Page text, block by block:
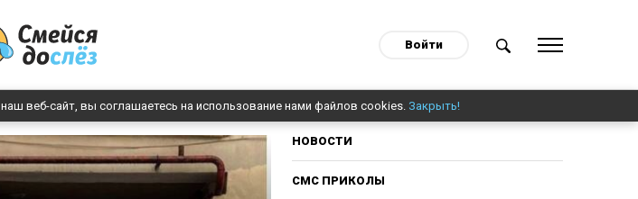
Войти
веб-сайт, вы соглашаетесь на использование нами файлов cookies. Закрыть!
НОВОСТИ
СМС ПРИКОЛЫ